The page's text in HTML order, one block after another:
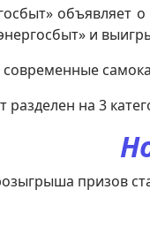
объявляет о
и
на 3
призов